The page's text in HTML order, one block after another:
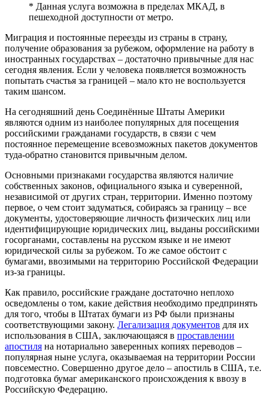
* Данная услуга возможна в пределах МКАД, в
пешеходной доступности от метро.
Миграция и постоянные переезды из страны в страну,
получение образования за рубежом, оформление на работу в
иностранных государствах – достаточно привычные для нас
сегодня явления. Если у человека появляется возможность
попытать счастья за границей – мало кто не воспользуется
таким шансом.
На сегодняшний день Соединённые Штаты Америки
являются одним из наиболее популярных для посещения
российскими гражданами государств, в связи с чем
постоянное перемещение всевозможных пакетов документов
туда-обратно становится привычным делом.
Основными признаками государства являются наличие
собственных законов, официального языка и суверенной,
независимой от других стран, территории. Именно поэтому
первое, о чем стоит задуматься, собираясь за границу – все
документы, удостоверяющие личность физических лиц или
идентифицирующие юридических лиц, выданы российскими
госорганами, составлены на русском языке и не имеют
юридической силы за рубежом. То же самое обстоит с
бумагами, ввозимыми на территорию Российской Федерации
из-за границы.
Как правило, российские граждане достаточно неплохо
осведомлены о том, какие действия необходимо предпринять
для того, чтобы в Штатах бумаги из РФ были признаны
соответствующими закону. Легализация документов для их
использования в США, заключающаяся в проставлении
апостиля на нотариально заверенных копиях переводов –
популярная ныне услуга, оказываемая на территории России
повсеместно. Совершенно другое дело – апостиль в США, т.е.
подготовка бумаг американского происхождения к ввозу в
Российскую Федерацию.